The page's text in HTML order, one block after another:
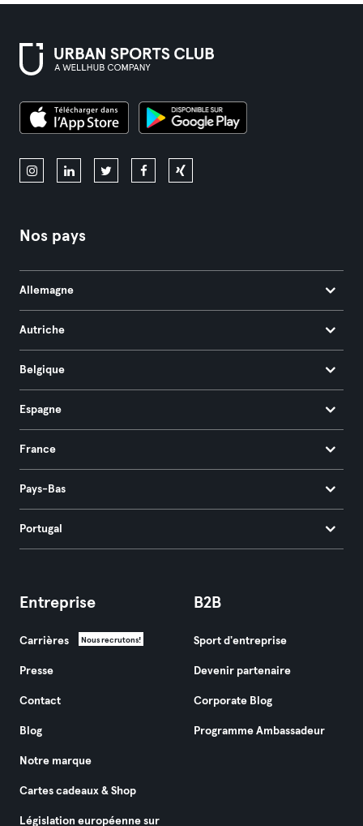
Nos pays
Allemagne
Autriche
Belgique
Espagne
France
Pays-Bas
Portugal
Entreprise
Carrières Nous recrutons!
Presse
Contact
Blog
Notre marque
Cartes cadeaux & Shop
Législation européenne sur
B2B
Sport d'entreprise
Devenir partenaire
Corporate Blog
Programme Ambassadeur